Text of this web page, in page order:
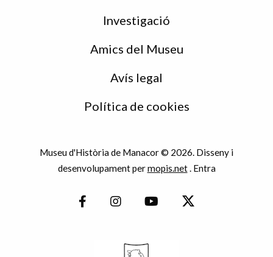
Investigació
Amics del Museu
Avís legal
Política de cookies
Museu d'Història de Manacor © 2026. Disseny i
desenvolupament permopis.net. Entra